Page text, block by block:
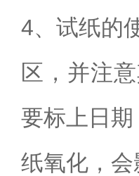
4、试纸的
区，并注
要标上日期
纸氧化，会